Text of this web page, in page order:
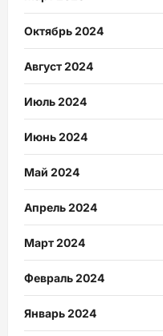
Октябрь 2024
Август 2024
Июль 2024
Июнь 2024
Май 2024
Апрель 2024
Март 2024
Февраль 2024
Январь 2024